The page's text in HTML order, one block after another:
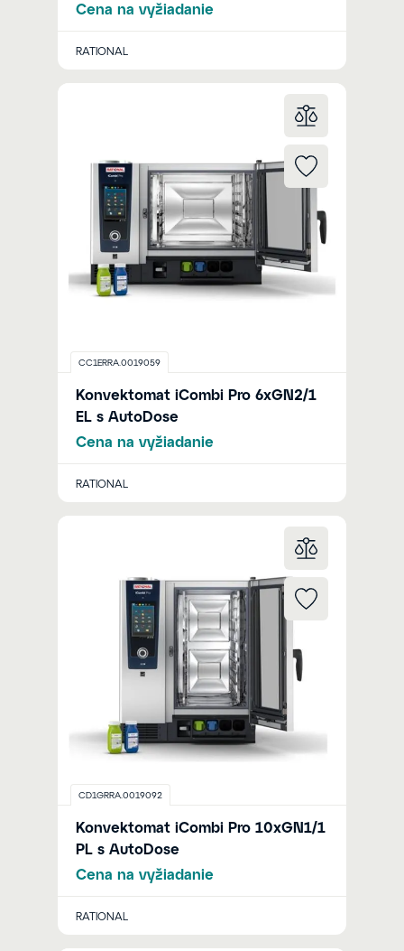
Cena na vyžiadanie
RATIONAL
CC1ERRA.0019059
Konvektomat iCombi Pro 6xGN2/1
EL s AutoDose
Cena na vyžiadanie
RATIONAL
CD1GRRA.0019092
Konvektomat iCombi Pro 10xGN1/1
PL s AutoDose
Cena na vyžiadanie
RATIONAL